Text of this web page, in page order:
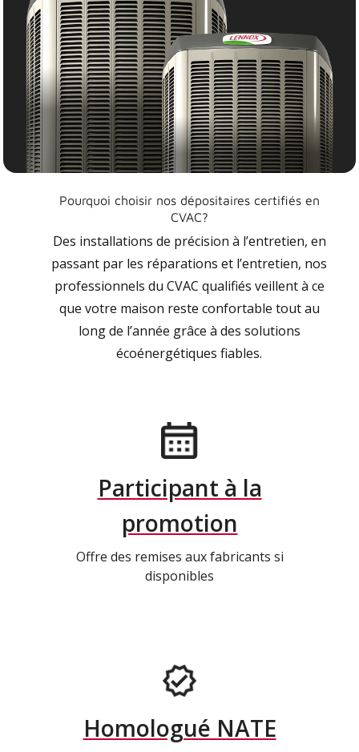
Pourquoi choisir nos dépositaires certifiés en
CVAC?
Des installations de précision à l’entretien, en
passant par les réparations et l’entretien, nos
professionnels du CVAC qualifiés veillent à ce
que votre maison reste confortable tout au
long de l’année grâce à des solutions
écoénergétiques fiables.
Participant à la
promotion
Offre des remises aux fabricants si
disponibles
Homologué NATE